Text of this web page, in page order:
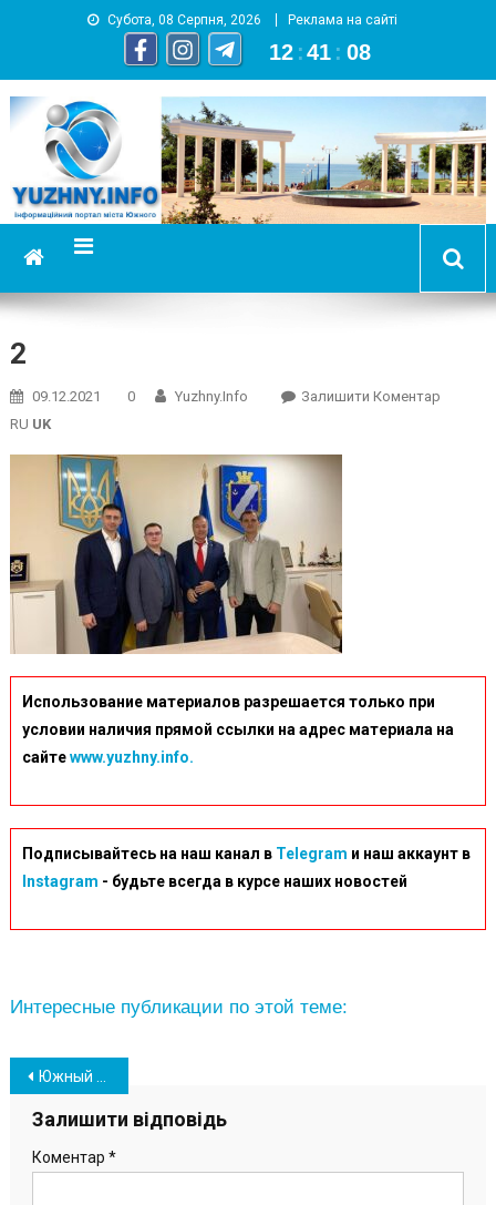
Субота, 08 Серпня, 2026 Реклама на сайті
12 :41 : 09
YUZHNY.INFO
информационный портал города Южный
2
09.12.2021 0 Yuzhny.info Залишити КоментарOn
RU UK
Использование материалов разрешается только при
условии наличия прямой ссылки на адрес материала на
сайтеwww.yuzhny.info.
Подписывайтесь на наш канал в Telegram и наш аккаунт в
Instagram - будьте всегда в курсе наших новостей
Интересные публикации по этой теме:
Навігація
записів
Южный может стать первым в области по внедрению проекта компании Digitex
Залишити відповідь
Коментар *